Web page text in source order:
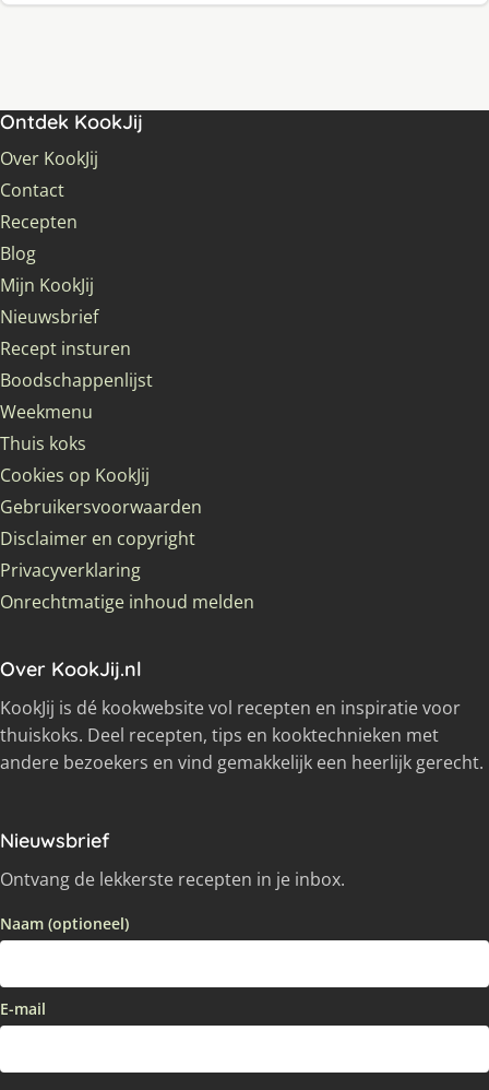
Ontdek KookJij
Over KookJij
Contact
Recepten
Blog
Mijn KookJij
Nieuwsbrief
Recept insturen
Boodschappenlijst
Weekmenu
Thuis koks
Cookies op KookJij
Gebruikersvoorwaarden
Disclaimer en copyright
Privacyverklaring
Onrechtmatige inhoud melden
Over KookJij.nl
KookJij is dé kookwebsite vol recepten en inspiratie voor
thuiskoks. Deel recepten, tips en kooktechnieken met
andere bezoekers en vind gemakkelijk een heerlijk gerecht.
Nieuwsbrief
Ontvang de lekkerste recepten in je inbox.
Naam (optioneel)
E-mail